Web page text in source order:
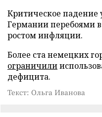
Критическое падение
Германии перебоями
ростом инфляции.
Более ста немецких
ограничили
дефицита.
Текст: Ольга Иванова